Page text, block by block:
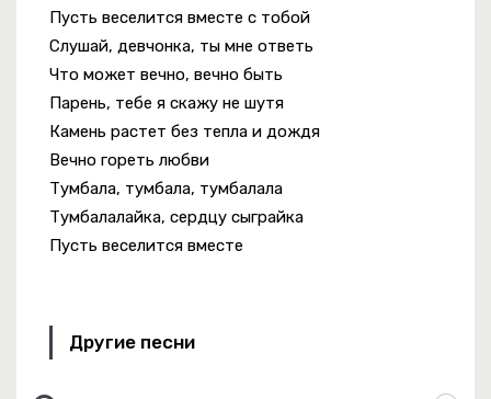
Пусть веселится вместе с тобой
Слушай, девчонка, ты мне ответь
Что может вечно, вечно быть
Парень, тебе я скажу не шутя
Камень растет без тепла и дождя
Вечно гореть любви
Тумбала, тумбала, тумбалала
Тумбалалайка, сердцу сыграйка
Пусть веселится вместе
Другие песни